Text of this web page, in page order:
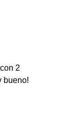
2
bueno!